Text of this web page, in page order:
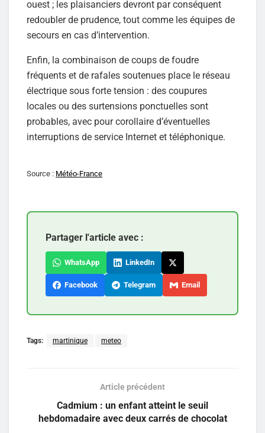
ouest ; les plaisanciers devront par conséquent
redoubler de prudence, tout comme les équipes de
secours en cas d’intervention.
Enfin, la combinaison de coups de foudre
fréquents et de rafales soutenues place le réseau
électrique sous forte tension : des coupures
locales ou des surtensions ponctuelles sont
probables, avec pour corollaire d’éventuelles
interruptions de service Internet et téléphonique.
Source : Météo-France
Partager l'article avec :
WhatsApp LinkedIn
Facebook Telegram Email
Tags: martinique meteo
Article précédent
Cadmium : un enfant atteint le seuil
hebdomadaire avec deux carrés de chocolat